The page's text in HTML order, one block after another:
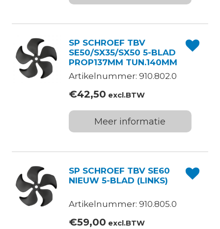
SP SCHROEF TBV
SE50/SX35/SX50 5-BLAD
PROP137MM TUN.140MM
Artikelnummer: 910.802.0
€42,50 excl.BTW
Meer informatie
SP SCHROEF TBV SE60
NIEUW 5-BLAD (LINKS)
Artikelnummer: 910.805.0
€59,00 excl.BTW